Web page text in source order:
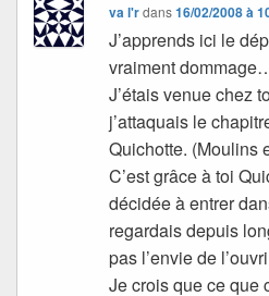
va l'rdans16/02/2008 à
J’apprends ici le
vraiment
J’étais venue chez
j’attaquais le
Quichotte. (Moulins
C’est grâce à toi
décidée à entrer
regardais depuis
pas l’envie de
Je crois que ce que